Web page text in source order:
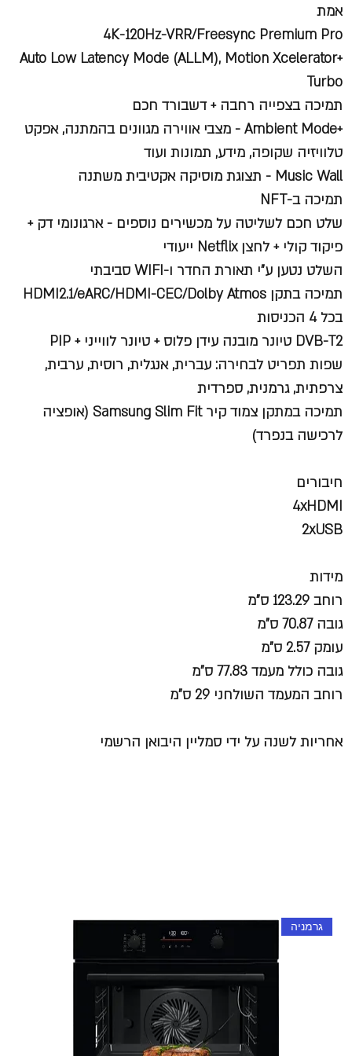
אמת
4K-120Hz-VRR/Freesync Premium Pro
+Auto Low Latency Mode (ALLM), Motion Xcelerator
Turbo
תמיכה בצפייה רחבה + דשבורד חכם
+Ambient Mode - מצבי אווירה מגוונים בהמתנה, אפקט
טלוויזיה שקופה, מידע, תמונות ועוד
Music Wall - תצוגת מוסיקה אקטיבית משתנה
תמיכה ב-NFT
שלט חכם לשליטה על מכשירים נוספים - ארגונומי דק +
פיקוד קולי + לחצן Netflix ייעודי
השלט נטען ע"י תאורת החדר ו-WIFI סביבתי
תמיכה בתקן HDMI2.1/eARC/HDMI-CEC/Dolby Atmos
בכל 4 הכניסות
DVB-T2 טיונר מובנה עידן פלוס + טיונר לווייני + PIP
שפות תפריט לבחירה: עברית, אנגלית, רוסית, ערבית,
צרפתית, גרמנית, ספרדית
תמיכה במתקן צמוד קיר Samsung Slim Fit (אופציה
לרכישה בנפרד)
חיבורים
4xHDMI
2xUSB
מידות
רוחב 123.29 ס"מ
גובה 70.87 ס"מ
עומק 2.57 ס"מ
גובה כולל מעמד 77.83 ס"מ
רוחב המעמד השולחני 29 ס"מ
אחריות לשנה על ידי סמליין היבואן הרשמי
גרמניה